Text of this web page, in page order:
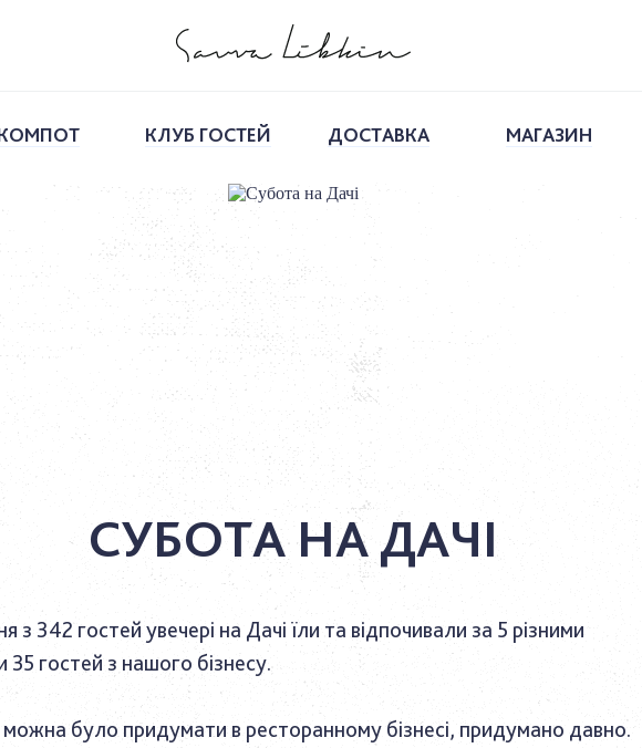
КЛУБ ГОСТЕЙ ДОСТАВКА МАГАЗИН
СУБОТА НА ДАЧІ
з 342 гостей увечері на Дачі їли та відпочивали за 5 різними
35 гостей з нашого бізнесу.
було придумати в ресторанному бізнесі, придумано давно.